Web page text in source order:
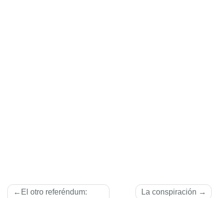
Navegación
El otro referéndum:
La conspiración